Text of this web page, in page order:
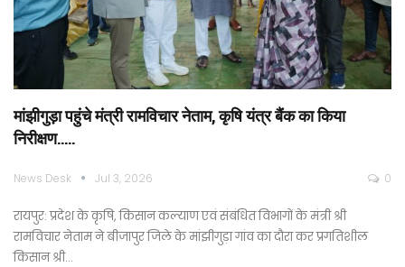
मांझीगुड़ा पहुंचे मंत्री रामविचार नेताम, कृषि यंत्र बैंक का किया
निरीक्षण…..
News Desk Jul 3, 2026 0
रायपुर: प्रदेश के कृषि, किसान कल्याण एवं संबंधित विभागों के मंत्री श्री
रामविचार नेताम ने बीजापुर जिले के मांझीगुड़ा गांव का दौरा कर प्रगतिशील
किसान श्री…